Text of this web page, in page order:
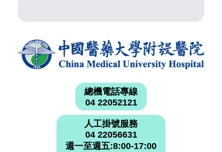
總機電話專線
04 22052121
人工掛號服務
04 22056631
週一至週五:8:00-17:00